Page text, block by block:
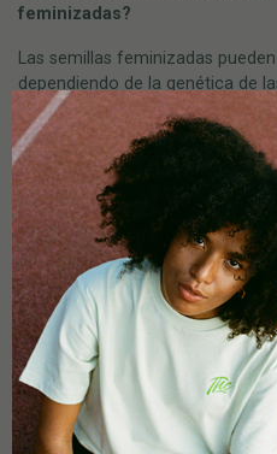
feminizadas?
Las semillas feminizadas
dependiendo de la genética de
incluye patrones de
perfiles de sabor y niveles de
feminizadas tiene sus propias
¿Las semillas feminizadas
Las semillas feminizadas de
índica, sativa o híbridas,
genética de las plantas
a tener efectos calmantes y
son más estimulantes y
características de ambos tipos
efectos dependiendo de la
¿Son lo mismo las plantas de